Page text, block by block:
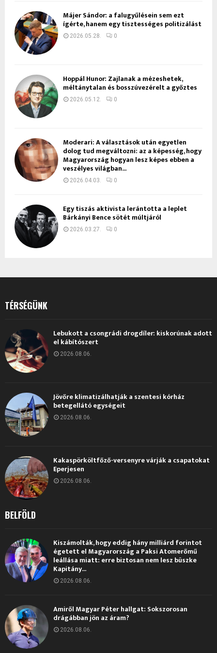
Májer Sándor: a falugyűlésein sem ezt
ígérte, hanem egy tisztességes politizálást
2026.05.28. 0
Hoppál Hunor: Zajlanak a mézeshetek,
méltánytalan és bosszúvezérelt a győztes
2026.05.12. 0
Moderari: A választások után egyetlen
dolog tud megváltozni: az a képesség, hogy
Magyarország hogyan lesz képes ebben a
veszélyes világban...
2026.04.03. 0
Egy tiszás aktivista lerántotta a leplet
Bárkányi Bence sötét múltjáról
2026.03.27. 0
TÉRSÉGÜNK
Lebukott a csongrádi drogdíler: kiskorúnak adott
el kábítószert
2026.08.06.
Jövőre klimatizálhatják a szentesi kórház
betegellátó egységeit
2026.08.06.
Kakaspörköltfőző-versenyre várják a csapatokat
Eperjesen
2026.08.06.
BELFÖLD
Kiszámolták, hogy eddig hány milliárd forintot
égetett el Magyarország a Paksi Atomerőmű
leállása miatt: erre biztosan nem lesz büszke
Kapitány...
2026.08.06.
Amiről Magyar Péter hallgat: Sokszorosan
drágábban jön az áram?
2026.08.06.